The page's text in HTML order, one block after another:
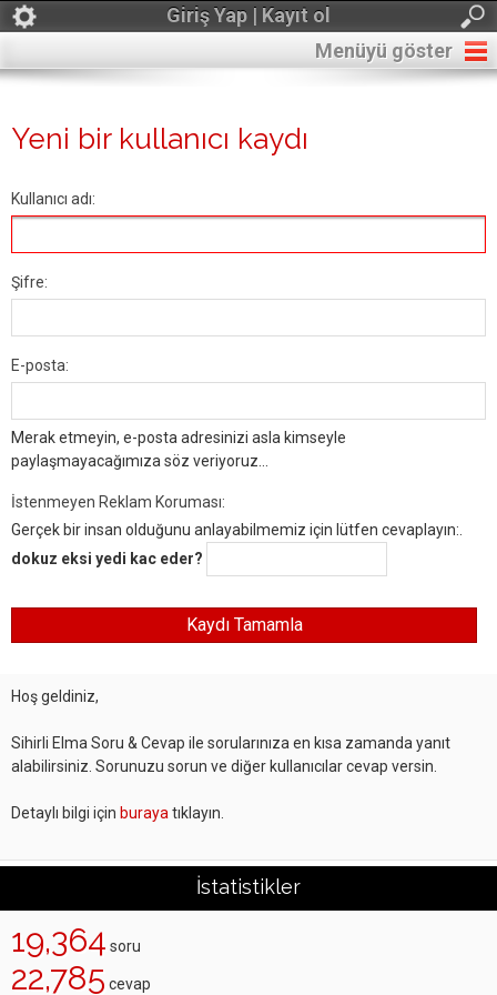
Giriş Yap | Kayıt ol
Menüyü göster
Yeni bir kullanıcı kaydı
Kullanıcı adı:
Şifre:
E-posta:
Merak etmeyin, e-posta adresinizi asla kimseyle
paylaşmayacağımıza söz veriyoruz...
İstenmeyen Reklam Koruması:
Gerçek bir insan olduğunu anlayabilmemiz için lütfen cevaplayın:.
dokuz eksi yedi kac eder?
Hoş geldiniz,
Sihirli Elma Soru & Cevap ile sorularınıza en kısa zamanda yanıt
alabilirsiniz. Sorunuzu sorun ve diğer kullanıcılar cevap versin.
Detaylı bilgi için buraya tıklayın.
İstatistikler
19,364 soru
22,785 cevap